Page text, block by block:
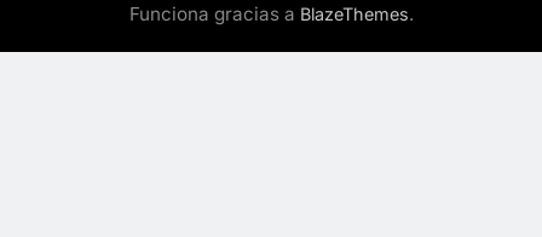
Funciona gracias a BlazeThemes.